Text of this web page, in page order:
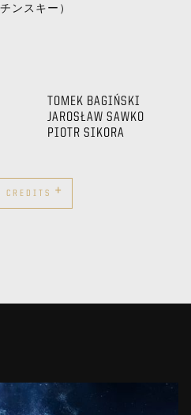
ンスキー）
TOMEK BAGIŃSKI
JAROSŁAW SAWKO
PIOTR SIKORA
CREDITS +